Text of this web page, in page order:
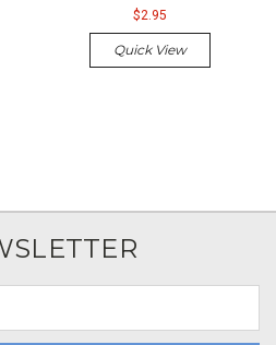
$2.95
Quick View